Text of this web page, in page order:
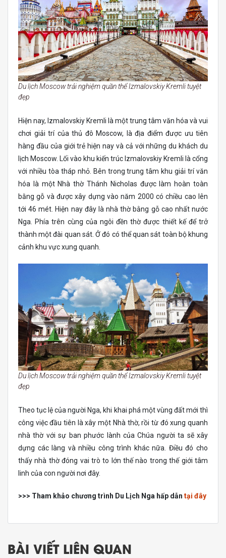
Du lịch Moscow trải nghiệm quần thể Izmalovskiy Kremli tuyệt
đẹp
Hiện nay, Izmalovskiy Kremli là một trung tâm văn hóa và vui
chơi giải trí của thủ đô Moscow, là địa điểm được ưu tiên
hàng đầu của giới trẻ hiện nay và cả với những du khách du
lịch Moscow. Lối vào khu kiến trúc Izmalovskiy Kremli là cổng
với nhiều tòa tháp nhỏ. Bên trong trung tâm khu giải trí văn
hóa là một Nhà thờ Thánh Nicholas được làm hoàn toàn
bằng gỗ và được xây dựng vào năm 2000 có chiều cao lên
tới 46 mét. Hiện nay đây là nhà thờ bằng gỗ cao nhất nước
Nga. Phía trên cùng của ngôi đền thờ được thiết kế để trở
thành một đài quan sát. Ở đó có thể quan sát toàn bộ khung
cảnh khu vực xung quanh.
Du lịch Moscow trải nghiệm quần thể Izmalovskiy Kremli tuyệt
đẹp
Theo tục lệ của người Nga, khi khai phá một vùng đất mới thì
công việc đầu tiên là xây một Nhà thờ, rồi từ đó xung quanh
nhà thờ với sự ban phước lành của Chúa người ta sẽ xây
dựng các làng và nhiều công trình khác nữa. Điều đó cho
thấy nhà thờ đóng vai trò to lớn thế nào trong thế giới tâm
linh của con người nơi đây.
>>> Tham khảo chương trình Du Lịch Nga hấp dẫn tại đây
BÀI VIẾT LIÊN QUAN